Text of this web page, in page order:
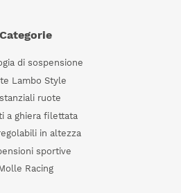
Categorie
di sospensione
Lambo Style
ruote
a ghiera filettata
in altezza
sportive
Racing